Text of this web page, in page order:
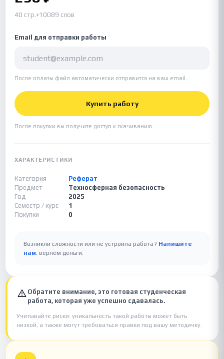
40 стр.•10089 слов
Email для отправки работы
После оплаты файл автоматически отправится на ваш email.
Купить работу
После покупки вы получите доступ к скачиванию.
ХАРАКТЕРИСТИКИ
Категория
Реферат
Предмет
Техносферная безопасность
Год
2025
Семестр / курс
1
Покупки
0
Возникли сложности или не устроила работа? Напишите
нам, вернём деньги.
Обратите внимание, это готовая студенческая
работа, которая уже успешно сдавалась.
Учитывайте риски: уникальность такой работы может быть
низкой, а также могут требоваться правки под вашу методичку.